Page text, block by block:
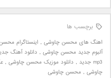
برچسب ها
اهنگ های محسن چاوشی , اینستاگرام
آلبوم جدید محسن چاوشی , دانلود آهنگ
mp3 جدید
, دانلود موزیک محسن چاوشی ,
چاوشی , محسن چاوشی